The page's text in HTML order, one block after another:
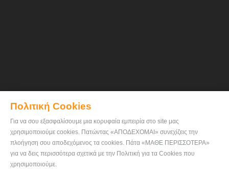
Πολιτική Cookies
Για να σου εξασφαλίσουμε μια κορυφαία εμπειρία στο site μας
χρησιμοποιούμε cookies. Πατώντας «ΑΠΟΔΕΧΟΜΑΙ» συνεχίζεις την
πλοήγηση σου αποδεχόμενος τα cookies. Πάτα «ΜΑΘΕ ΠΕΡΙΣΣΟΤΕΡΑ»
για να δεις περισσότερα σχετικά με την Πολιτική για τα Cookies που
χρησιμοποιούμε.